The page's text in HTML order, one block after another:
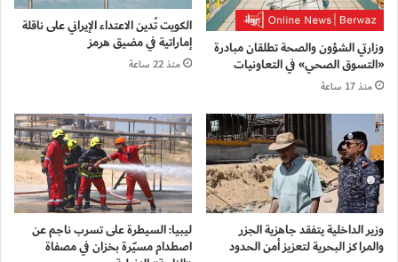
وزارتي الشؤون والصحة تطلقان مبادرة
«التسوق الصحي» في التعاونيات
منذ 17 ساعة
الكويت تُدين الاعتداء الإيراني على ناقلة
إماراتية في مضيق هرمز
منذ 22 ساعة
وزير الداخلية يتفقد جاهزية الجزر
والمراكز البحرية لتعزيز أمن الحدود
ليبيا: السيطرة على تسرب ناجم عن
اصطدام مسيّرة بخزان في مصفاة